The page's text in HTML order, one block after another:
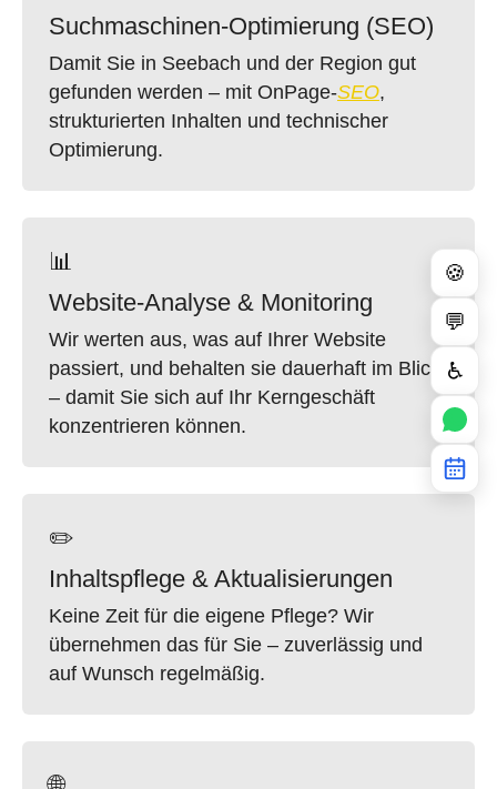
Suchmaschinen-Optimierung (SEO)
Damit Sie in Seebach und der Region gut
gefunden werden – mit OnPage-SEO,
strukturierten Inhalten und technischer
Optimierung.
📊
Website-Analyse & Monitoring
Wir werten aus, was auf Ihrer Website
passiert, und behalten sie dauerhaft im Blick
– damit Sie sich auf Ihr Kerngeschäft
konzentrieren können.
✏️
Inhaltspflege & Aktualisierungen
Keine Zeit für die eigene Pflege? Wir
übernehmen das für Sie – zuverlässig und
auf Wunsch regelmäßig.
🍪
💬
♿